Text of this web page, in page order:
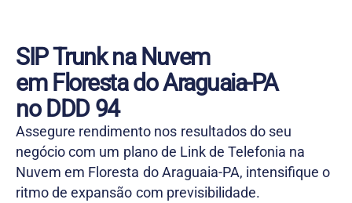
SIP Trunk na Nuvem
em Floresta do Araguaia-PA
no DDD 94
Assegure rendimento nos resultados do seu
negócio com um plano de Link de Telefonia na
Nuvem em Floresta do Araguaia-PA, intensifique o
ritmo de expansão com previsibilidade.